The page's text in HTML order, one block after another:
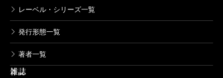
レーベル・シリーズ一覧
発行形態一覧
著者一覧
雑誌